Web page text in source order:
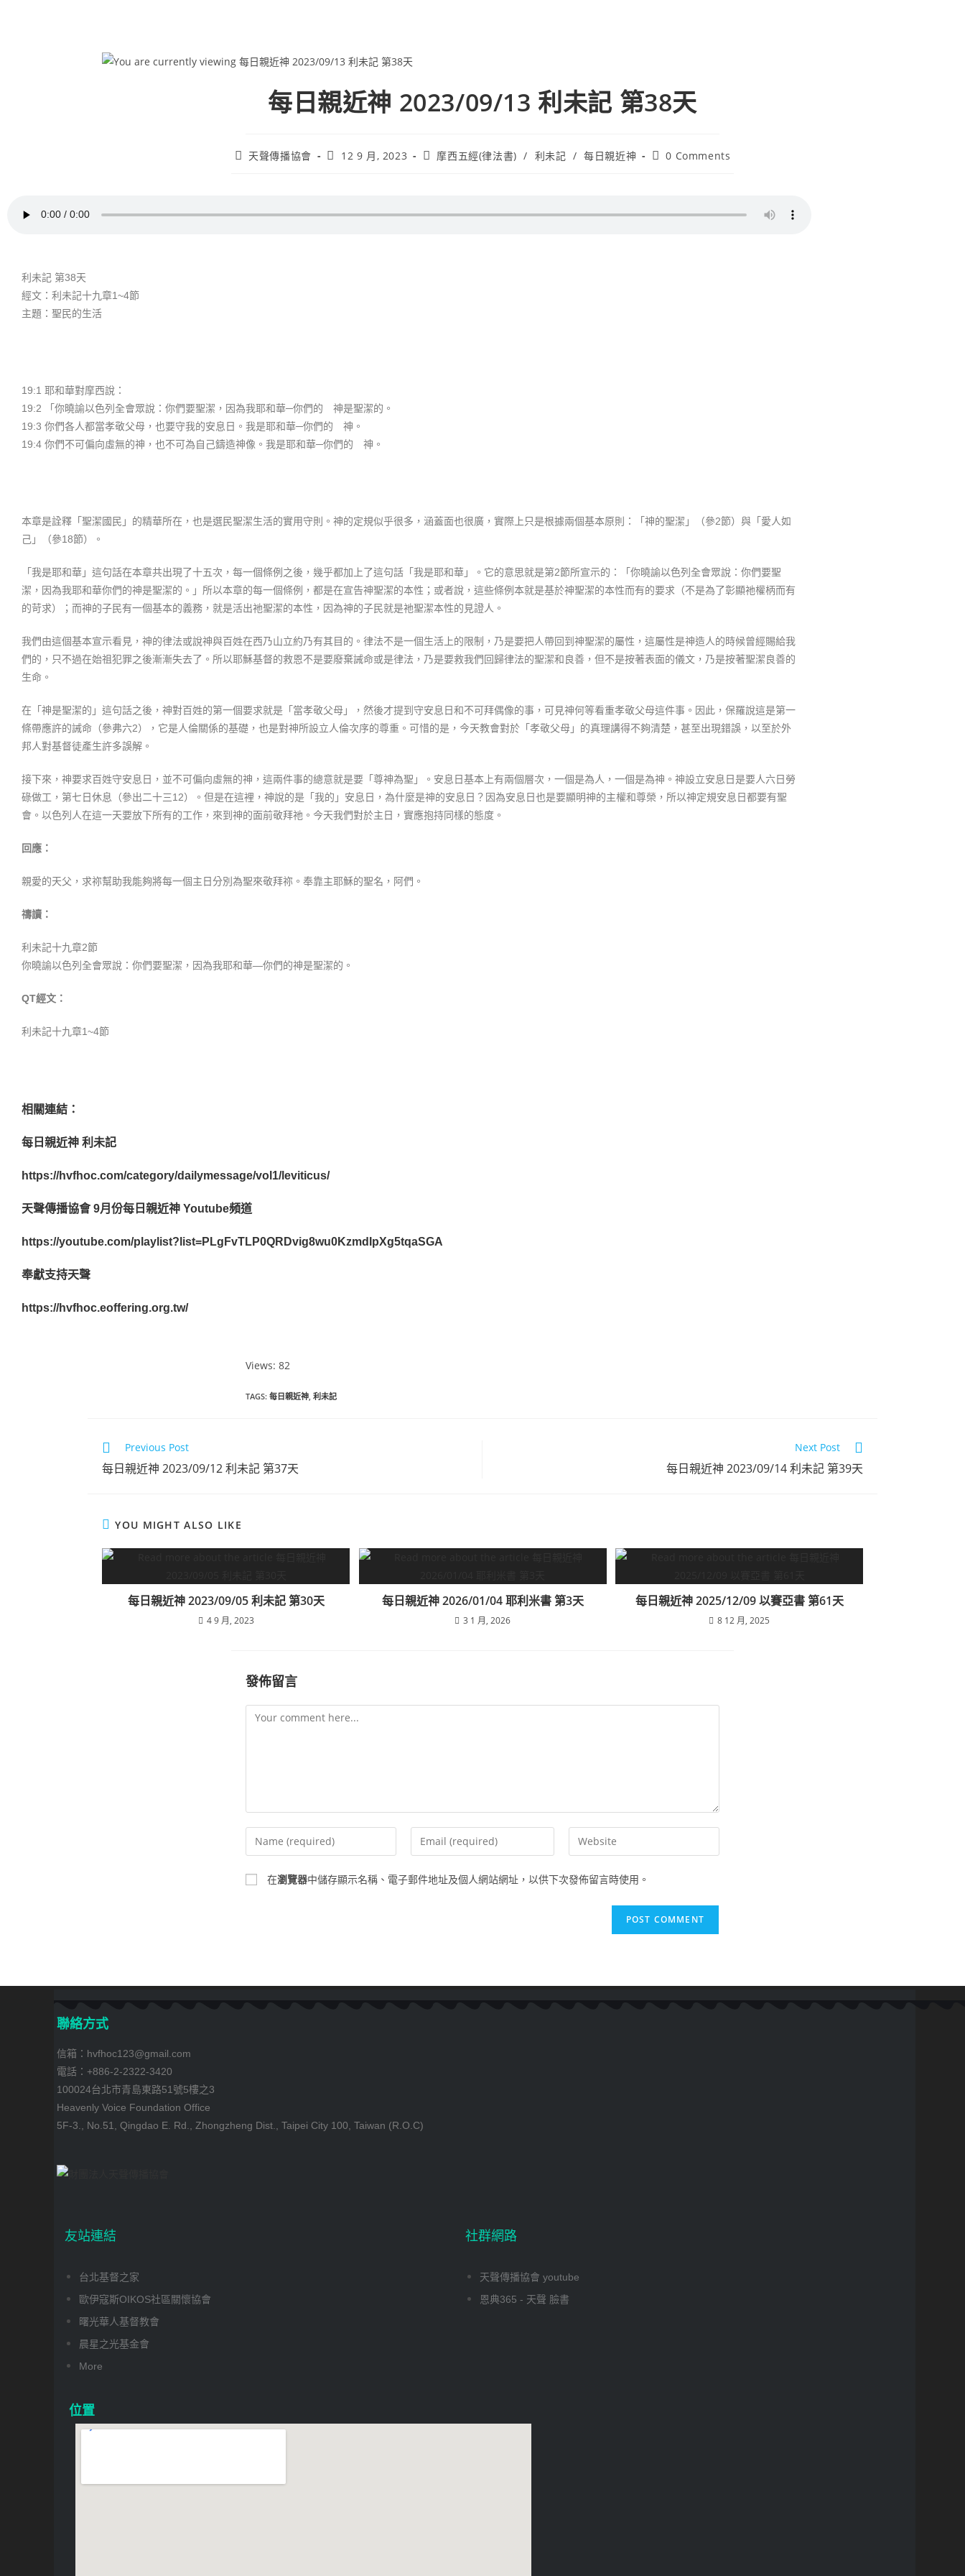
每日親近神 2023/09/13 利未記 第38天
天聲傳播協會 12 9 月, 2023 摩西五經(律法書) / 利未記 / 每日親近神 0 Comments
利未記 第38天
經文：利未記十九章1~4節
主題：聖民的生活
19:1 耶和華對摩西說：
19:2 「你曉諭以色列全會眾說：你們要聖潔，因為我耶和華─你們的 神是聖潔的。
19:3 你們各人都當孝敬父母，也要守我的安息日。我是耶和華─你們的 神。
19:4 你們不可偏向虛無的神，也不可為自己鑄造神像。我是耶和華─你們的 神。
本章是詮釋「聖潔國民」的精華所在，也是選民聖潔生活的實用守則。神的定規似乎很多，涵蓋面也很廣，實際上只是根據兩個基本原則：「神的聖潔」（參2節）與「愛人如
己」（參18節）。
「我是耶和華」這句話在本章共出現了十五次，每一個條例之後，幾乎都加上了這句話「我是耶和華」。它的意思就是第2節所宣示的：「你曉諭以色列全會眾說：你們要聖
潔，因為我耶和華你們的神是聖潔的。」所以本章的每一個條例，都是在宣告神聖潔的本性；或者說，這些條例本就是基於神聖潔的本性而有的要求（不是為了彰顯祂權柄而有
的苛求）；而神的子民有一個基本的義務，就是活出祂聖潔的本性，因為神的子民就是祂聖潔本性的見證人。
我們由這個基本宣示看見，神的律法或說神與百姓在西乃山立約乃有其目的。律法不是一個生活上的限制，乃是要把人帶回到神聖潔的屬性，這屬性是神造人的時候曾經賜給我
們的，只不過在始祖犯罪之後漸漸失去了。所以耶穌基督的救恩不是要廢棄誡命或是律法，乃是要救我們回歸律法的聖潔和良善，但不是按著表面的儀文，乃是按著聖潔良善的
生命。
在「神是聖潔的」這句話之後，神對百姓的第一個要求就是「當孝敬父母」，然後才提到守安息日和不可拜偶像的事，可見神何等看重孝敬父母這件事。因此，保羅說這是第一
條帶應許的誡命（參弗六2），它是人倫關係的基礎，也是對神所設立人倫次序的尊重。可惜的是，今天教會對於「孝敬父母」的真理講得不夠清楚，甚至出現錯誤，以至於外
邦人對基督徒產生許多誤解。
接下來，神要求百姓守安息日，並不可偏向虛無的神，這兩件事的總意就是要「尊神為聖」。安息日基本上有兩個層次，一個是為人，一個是為神。神設立安息日是要人六日勞
碌做工，第七日休息（參出二十三12）。但是在這裡，神說的是「我的」安息日，為什麼是神的安息日？因為安息日也是要顯明神的主權和尊榮，所以神定規安息日都要有聖
會。以色列人在這一天要放下所有的工作，來到神的面前敬拜祂。今天我們對於主日，實應抱持同樣的態度。
回應：
親愛的天父，求祢幫助我能夠將每一個主日分別為聖來敬拜祢。奉靠主耶穌的聖名，阿們。
禱讀：
利未記十九章2節
你曉諭以色列全會眾說：你們要聖潔，因為我耶和華―你們的神是聖潔的。
QT經文：
利未記十九章1~4節
相關連結：
每日親近神 利未記
https://hvfhoc.com/category/dailymessage/vol1/leviticus/
天聲傳播協會 9月份每日親近神 Youtube頻道
https://youtube.com/playlist?list=PLgFvTLP0QRDvig8wu0KzmdIpXg5tqaSGA
奉獻支持天聲
https://hvfhoc.eoffering.org.tw/
Views: 82
TAGS: 每日親近神 利未記
Previous Post
每日親近神 2023/09/12 利未記 第37天
Next Post
每日親近神 2023/09/14 利未記 第39天
YOU MIGHT ALSO LIKE
每日親近神 2023/09/05 利未記 第30天
4 9 月, 2023
每日親近神 2026/01/04 耶利米書 第3天
3 1 月, 2026
每日親近神 2025/12/09 以賽亞書 第61天
8 12 月, 2025
發佈留言
在瀏覽器中儲存顯示名稱、電子郵件地址及個人網站網址，以供下次發佈留言時使用。
聯絡方式
信箱：hvfhoc123@gmail.com
電話：+886-2-2322-3420
100024台北市青島東路51號5樓之3
Heavenly Voice Foundation Office
5F-3., No.51, Qingdao E. Rd., Zhongzheng Dist., Taipei City 100, Taiwan (R.O.C)
友站連結
台北基督之家
歐伊寇斯OIKOS社區關懷協會
曙光華人基督教會
晨星之光基金會
More
社群網路
天聲傳播協會 youtube
恩典365 - 天聲 臉書
位置